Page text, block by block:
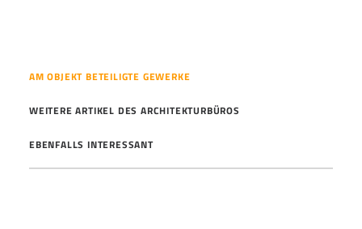
AM OBJEKT BETEILIGTE GEWERKE
WEITERE ARTIKEL DES ARCHITEKTURBÜROS
EBENFALLS INTERESSANT